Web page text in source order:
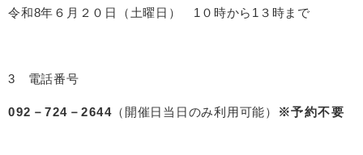
令和8年６月２０日（土曜日） 1０時から1３時まで
3 電話番号
092－724－2644 （開催日当日のみ利用可能） ※予約不要